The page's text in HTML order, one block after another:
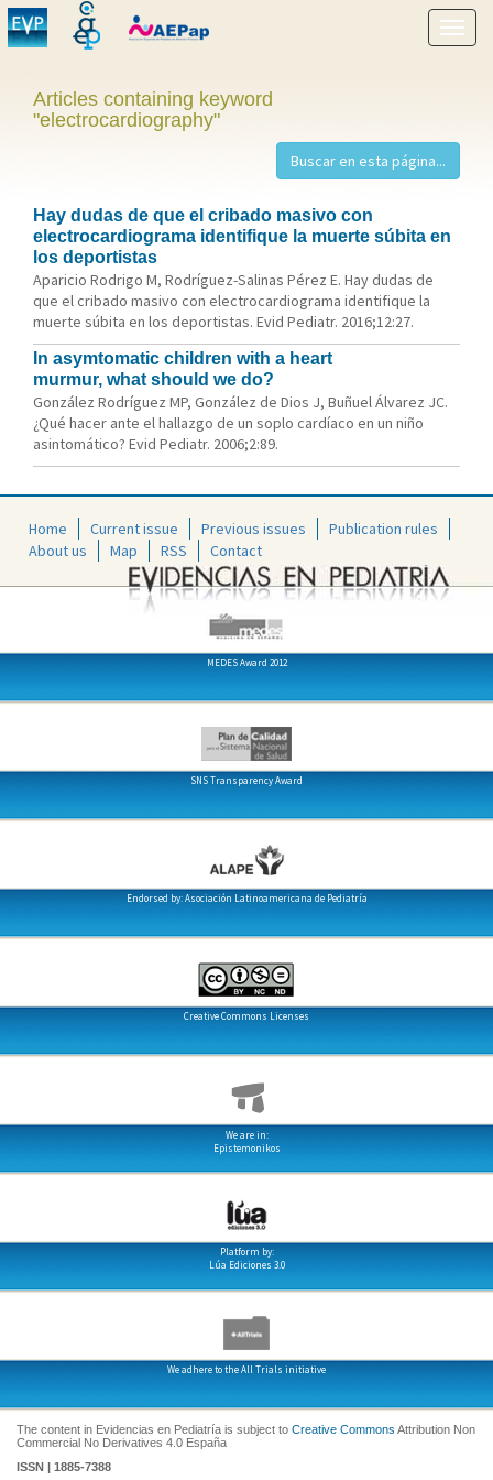
Show
menu
Articles containing keyword
"electrocardiography"
Hay dudas de que el cribado masivo con
electrocardiograma identifique la muerte súbita en
los deportistas
Aparicio Rodrigo M, Rodríguez-Salinas Pérez E. Hay dudas de
que el cribado masivo con electrocardiograma identifique la
muerte súbita en los deportistas. Evid Pediatr. 2016;12:27.
In asymtomatic children with a heart
murmur, what should we do?
González Rodríguez MP, González de Dios J, Buñuel Álvarez JC.
¿Qué hacer ante el hallazgo de un soplo cardíaco en un niño
asintomático? Evid Pediatr. 2006;2:89.
Home Current issue Previous issues
Publication rules
About us
Map RSS Contact
MEDES Award 2012
SNS Transparency Award
Endorsed by: Asociación Latinoamericana de Pediatría
Creative Commons Licenses
We are in:
Epistemonikos
Platform by:
Lúa Ediciones 3.0
We adhere to the All Trials initiative
The content in Evidencias en Pediatría is subject to Creative Commons Attribution Non
Commercial No Derivatives 4.0 España
ISSN | 1885-7388